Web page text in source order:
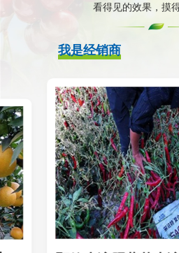
看得见的效果，摸
我是经销商